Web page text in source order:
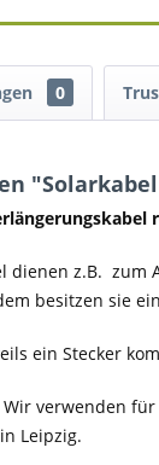
0
"Solarkabel
dienen z.B. zum
besitzen sie
ein Stecker
verwenden
Leipzig.